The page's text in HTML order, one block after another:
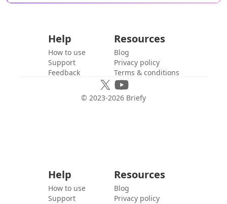
Help
How to use
Support
Feedback
Resources
Blog
Privacy policy
Terms & conditions
© 2023-2026 Briefy
Help
How to use
Support
Resources
Blog
Privacy policy